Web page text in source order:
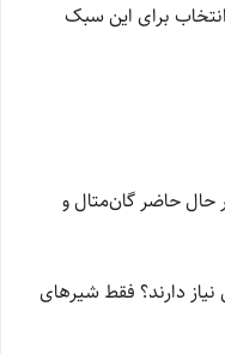
برای این سبک
حاضر گان‌متال و
دارند؟ فقط شیرهای